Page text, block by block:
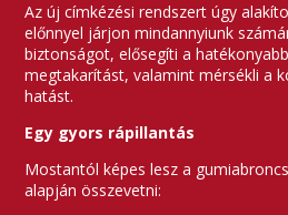
Az új címkézési rendszert úgy
előnnyel járjon mindannyiunk
biztonságot, elősegíti a
megtakarítást, valamint mérsékli a
hatást.
Egy gyors rápillantás
Mostantól képes lesz a
alapján összevetni: